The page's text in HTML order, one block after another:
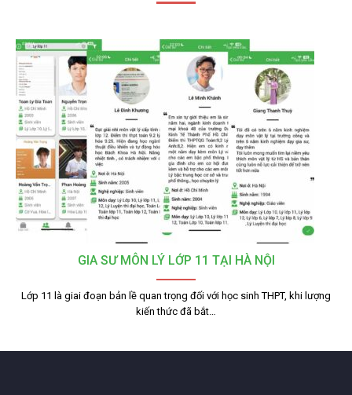
GIA SƯ MÔN LÝ LỚP 11 TẠI HÀ NỘI
Lớp 11 là giai đoạn bản lề quan trọng đối với học sinh THPT, khi lượng
kiến thức đã bắt…